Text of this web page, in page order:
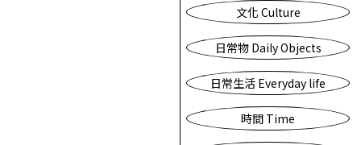
文化 Culture
日常物 Daily Objects
日常生活 Everyday life
時間 Time